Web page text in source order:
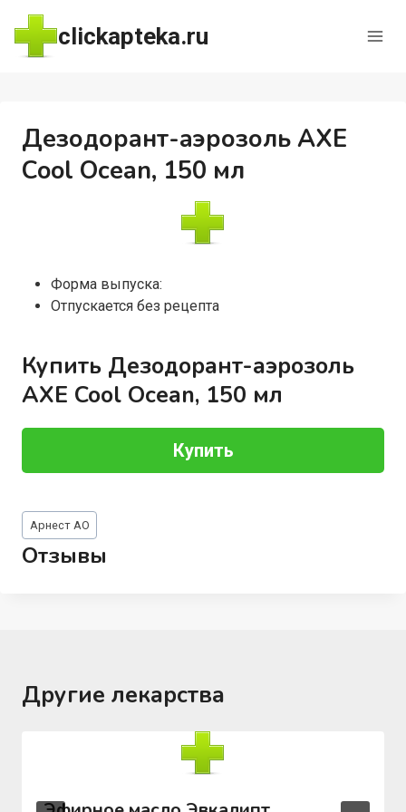
Перейти
содержимому
clickapteka.ru
Дезодорант-аэрозоль AXE
Cool Ocean, 150 мл
Форма выпуска:
Отпускается без рецепта
Купить Дезодорант-аэрозоль
AXE Cool Ocean, 150 мл
Купить
Метки
записи:
Арнест АО
Отзывы
Другие лекарства